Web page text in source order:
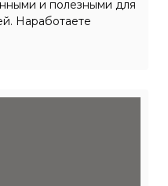
и полезными для
Наработаете